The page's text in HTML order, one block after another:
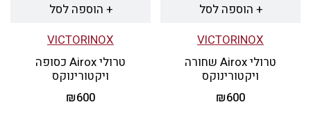
+ הוספה לסל
VICTORINOX
טרולי Airox שחורה
ויקטורינוקס
₪600
+ הוספה לסל
VICTORINOX
טרולי Airox כסופה
ויקטורינוקס
₪600